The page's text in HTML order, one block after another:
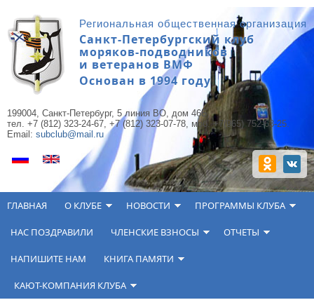
Региональная общественная организация
Санкт-Петербургский клуб
моряков-подводников
и ветеранов ВМФ
Основан в 1994 году
199004, Санкт-Петербург, 5 линия ВО, дом 46Б,
тел. +7 (812) 323-24-67, +7 (812) 323-07-78, моб. +7(965) 752-63-25.
Email: subclub@mail.ru
ГЛАВНАЯ О КЛУБЕ НОВОСТИ ПРОГРАММЫ КЛУБА
НАС ПОЗДРАВИЛИ ЧЛЕНСКИЕ ВЗНОСЫ ОТЧЕТЫ
НАПИШИТЕ НАМ КНИГА ПАМЯТИ
КАЮТ-КОМПАНИЯ КЛУБА